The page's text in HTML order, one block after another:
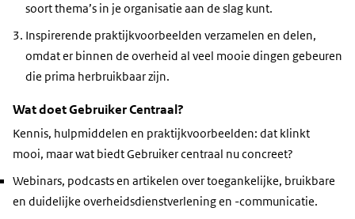
soort thema’s in je organisatie aan de slag kunt.
Inspirerende praktijkvoorbeelden verzamelen en delen,
omdat er binnen de overheid al veel mooie dingen gebeuren
die prima herbruikbaar zijn.
Wat doet Gebruiker Centraal?
Kennis, hulpmiddelen en praktijkvoorbeelden: dat klinkt
mooi, maar wat biedt Gebruiker centraal nu concreet?
Webinars, podcasts en artikelen over toegankelijke, bruikbare
en duidelijke overheidsdienstverlening en -communicatie.